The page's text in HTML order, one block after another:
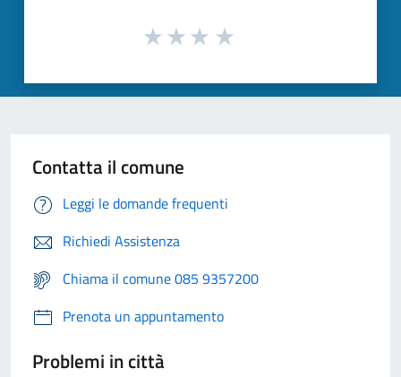
Contatta il comune
Leggi le domande frequenti
Richiedi Assistenza
Chiama il comune 085 9357200
Prenota un appuntamento
Problemi in città